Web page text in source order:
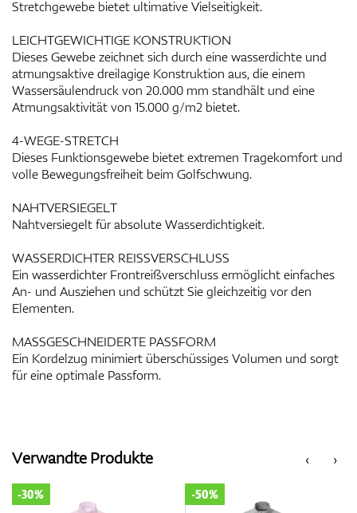
Stretchgewebe bietet ultimative Vielseitigkeit.
LEICHTGEWICHTIGE KONSTRUKTION
Dieses Gewebe zeichnet sich durch eine wasserdichte und
atmungsaktive dreilagige Konstruktion aus, die einem
Wassersäulendruck von 20.000 mm standhält und eine
Atmungsaktivität von 15.000 g/m2 bietet.
4-WEGE-STRETCH
Dieses Funktionsgewebe bietet extremen Tragekomfort und
volle Bewegungsfreiheit beim Golfschwung.
NAHTVERSIEGELT
Nahtversiegelt für absolute Wasserdichtigkeit.
WASSERDICHTER REISSVERSCHLUSS
Ein wasserdichter Frontreißverschluss ermöglicht einfaches
An- und Ausziehen und schützt Sie gleichzeitig vor den
Elementen.
MASSGESCHNEIDERTE PASSFORM
Ein Kordelzug minimiert überschüssiges Volumen und sorgt
für eine optimale Passform.
‹
Verwandte Produkte ›
-30% -50%